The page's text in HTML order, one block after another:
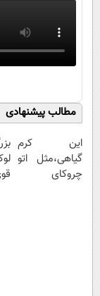
مطالب پیشنهادی
این کرم
گیاهی،مثل اتو
چروکای